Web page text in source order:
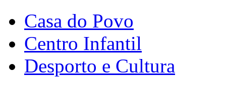
Casa do Povo
Centro Infantil
Desporto e Cultura